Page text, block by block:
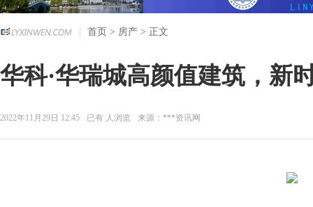
首页 > 房产 > 正文
华科·华瑞城高颜值建筑，新
2022年11月29日 12:45 已有 人浏览 来源：***资讯网